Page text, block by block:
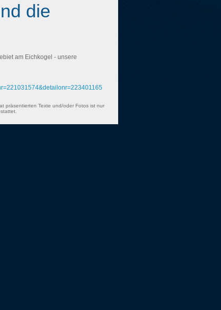
die
am Eichkogel - unsere
präsentierten Texte und/oder Fotos ist nur